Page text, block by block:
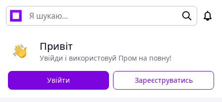
Привіт
Увійди і використовуй Пром на повну!
Увійти Зареєструватись